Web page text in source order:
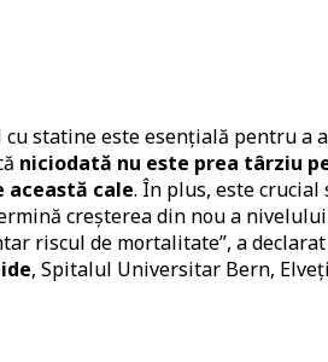
statine este esențială pentru a
niciodată nu este prea târziu
această cale. În plus, este crucial
creșterea din nou a
riscul de mortalitate”, a
, Spitalul Universitar Bern,